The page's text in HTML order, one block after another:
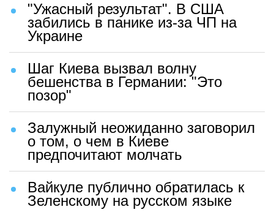
"Ужасный результат". В США
забились в панике из-за ЧП на
Украине
Шаг Киева вызвал волну
бешенства в Германии: "Это
позор"
Залужный неожиданно заговорил
о том, о чем в Киеве
предпочитают молчать
Вайкуле публично обратилась к
Зеленскому на русском языке